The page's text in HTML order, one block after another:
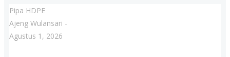
Pipa HDPE
Ajeng Wulansari -
Agustus 1, 2026